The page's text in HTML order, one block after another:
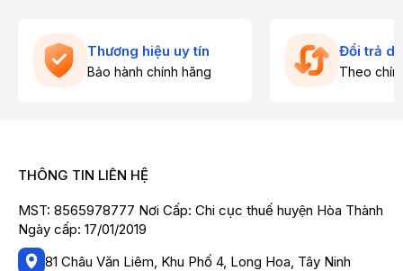
Thương hiệu uy tín
Bảo hành chính hãng
Đổi trả
Theo
THÔNG TIN LIÊN HỆ
MST: 8565978777 Nơi Cấp: Chi cục thuế huyện Hòa Thành
Ngày cấp: 17/01/2019
81 Châu Văn Liêm, Khu Phố 4, Long Hoa, Tây Ninh